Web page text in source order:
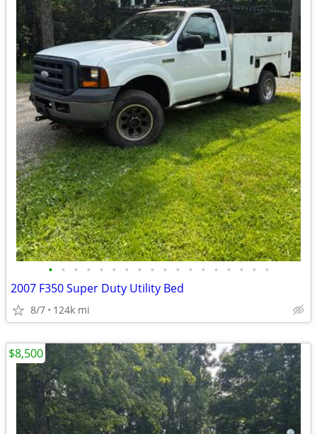
• • • • • • • • • • • • • • • • • •
2007 F350 Super Duty Utility Bed
8/7 124k mi
$8,500